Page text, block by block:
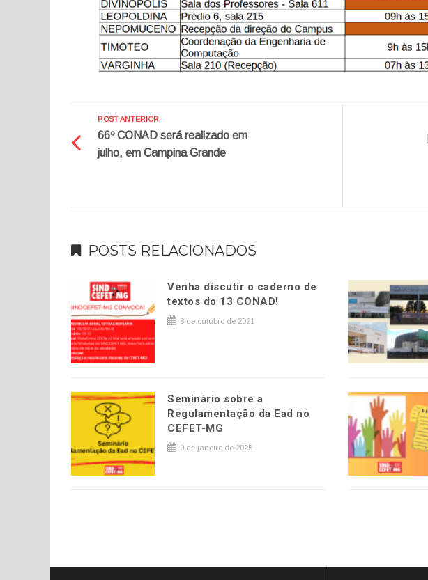
POST ANTERIOR
66º CONAD será realizado em
julho, em Campina Grande
POSTS RELACIONADOS
Venha discutir o caderno de
textos do 13 CONAD!
8 de outubro de 2021
Seminário sobre a
Regulamentação da Ead no
CEFET-MG
9 de janeiro de 2025